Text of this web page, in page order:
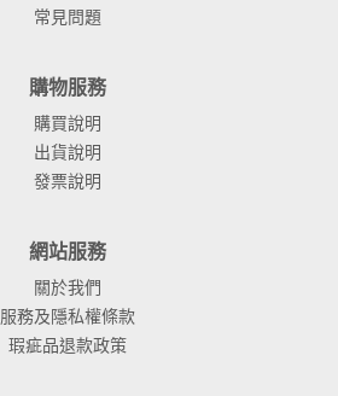
常見問題
購物服務
購買說明
出貨說明
發票說明
網站服務
關於我們
服務及隱私權條款
瑕疵品退款政策